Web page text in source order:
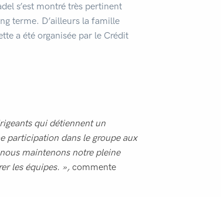
s’est montré très pertinent
terme. D’ailleurs la famille
a été organisée par le Crédit
qui détiennent un
participation dans le groupe aux
maintenons notre pleine
les équipes. », commente